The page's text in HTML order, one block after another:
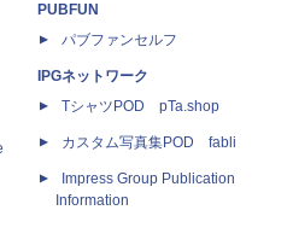
PUBFUN
パブファンセルフ
IPGネットワーク
TシャツPOD pTa.shop
カスタム写真集POD fabli
Impress Group Publication
Information